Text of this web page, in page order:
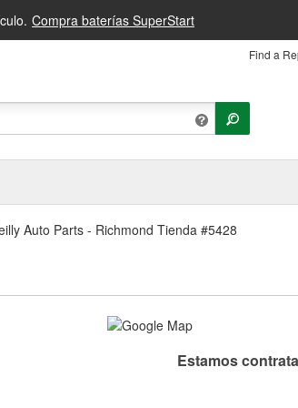
Compra baterías SuperStart
Find a
Auto Parts - Richmond Tienda #5428
Estamos